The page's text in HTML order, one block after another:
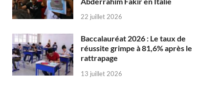
22 juillet 2026
Baccalauréat 2026 : Le taux de
réussite grimpe à 81,6% après le
rattrapage
13 juillet 2026